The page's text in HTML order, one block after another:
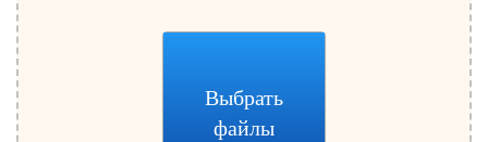
Выбрать
файлы